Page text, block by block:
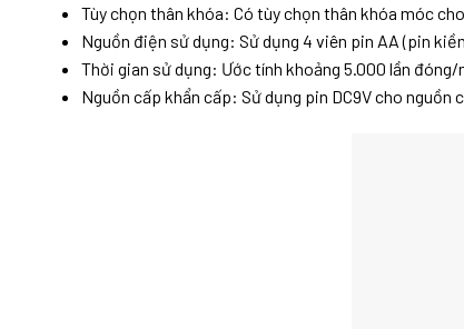
Tùy chọn thân khóa: Có tùy chọn thân khóa móc
Nguồn điện sử dụng: Sử dụng 4 viên pin AA (pin
Thời gian sử dụng: Ước tính khoảng 5.000 lần đóng/
Nguồn cấp khẩn cấp: Sử dụng pin DC9V cho